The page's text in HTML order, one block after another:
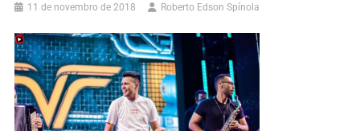
11 de novembro de 2018 Roberto Edson Spínola